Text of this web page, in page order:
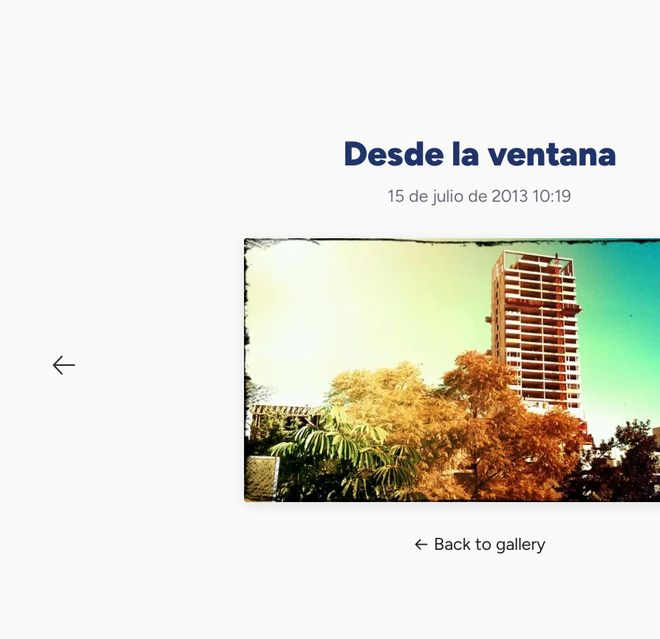
Desde la ventana
15 de julio de 2013 10:19
← Back to gallery